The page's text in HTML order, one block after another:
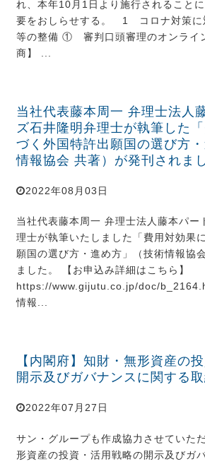
れ、本年10月1日より施行されること
要をおしらせする。 1 コロナ対策に
等の整備 ① 審判口頭審理のオンライ
商】 ...
当社代表藤本周一 弁理士法人
ズ石井隆明弁理士が執筆した
づく外国特許出願国の選び方
情報協会 共著）が発刊されま
2022年08月03日
当社代表藤本周一 弁理士法人藤本パー
理士が執筆いたしました「費用対効果
願国の選び方・進め方」（技術情報協
ました。 【お申込み詳細はこちら】
https://www.gijutu.co.jp/doc/
情報...
【内閣府】知財・無形資産の
開示及びガバナンスに関する
2022年07月27日
サン・グループも作成協力させていた
形資産の投資・活用戦略の開示及びガ